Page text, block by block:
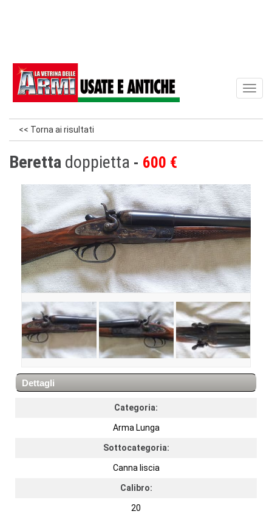
<< Torna ai risultati
Beretta doppietta 600 €
Dettagli
Categoria:
Arma Lunga
Sottocategoria:
Canna liscia
Calibro:
20